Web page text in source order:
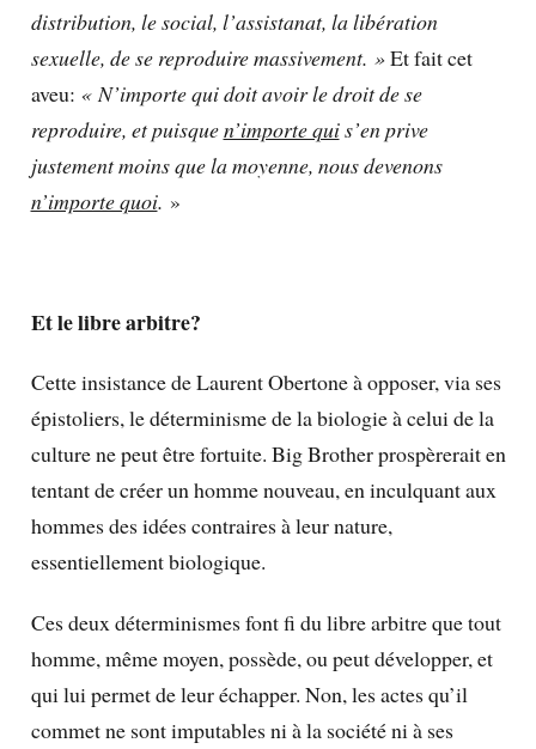
distribution, le social, l’assistanat, la libération
sexuelle, de se reproduire massivement. »Et fait cet
aveu: « N’importe qui doit avoir le droit de se
reproduire, et puisquen’importe quis’en prive
justement moins que la moyenne, nous devenons
n’importe quoi. »
Et le libre arbitre?
Cette insistance de Laurent Obertone à opposer, via ses
épistoliers, le déterminisme de la biologie à celui de la
culture ne peut être fortuite. Big Brother prospèrerait en
tentant de créer un homme nouveau, en inculquant aux
hommes des idées contraires à leur nature,
essentiellement biologique.
Ces deux déterminismes font fi du libre arbitre que tout
homme, même moyen, possède, ou peut développer, et
qui lui permet de leur échapper. Non, les actes qu’il
commet ne sont imputables ni à la société ni à ses